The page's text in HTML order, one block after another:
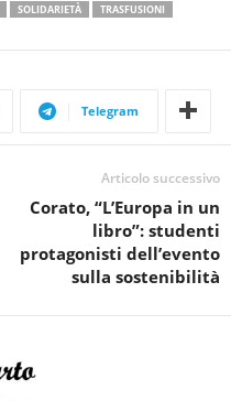
SOLIDARIETÀ
TRASFUSIONI
Telegram
Articolo successivo
Corato, “L’Europa in un
libro”: studenti
protagonisti dell’evento
sulla sostenibilità